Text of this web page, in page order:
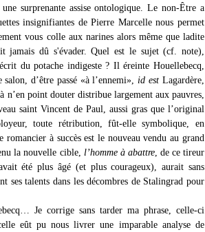
surprenante assise ontologique. Le non-Être a
insignifiantes de Pierre Marcelle nous permet
vous colle aux narines alors même que ladite
jamais dû s'évader. Quel est le sujet (cf. note),
du potache indigeste ? Il éreinte Houellebecq,
d’être passé «à l’ennemi», id est Lagardère,
point douter distribue largement aux pauvres,
saint Vincent de Paul, aussi gras que l’original
toute rétribution, fût-elle symbolique, en
à succès est le nouveau vendu au grand
la nouvelle cible, l’homme à abattre, de ce tireur
été plus âgé (et plus courageux), aurait sans
ses talents dans les décombres de Stalingrad pour
Je corrige sans tarder ma phrase, celle-ci
eût pu nous livrer une imparable analyse de